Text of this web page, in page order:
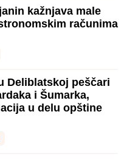
kažnjava male
računima
Deliblatskoj peščari
i Šumarka,
u delu opštine